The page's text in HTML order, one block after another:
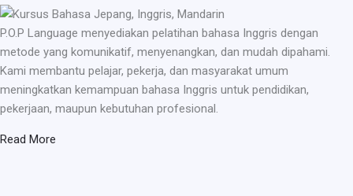
P.O.P Language menyediakan pelatihan bahasa Inggris dengan
metode yang komunikatif, menyenangkan, dan mudah dipahami.
Kami membantu pelajar, pekerja, dan masyarakat umum
meningkatkan kemampuan bahasa Inggris untuk pendidikan,
pekerjaan, maupun kebutuhan profesional.
Read More